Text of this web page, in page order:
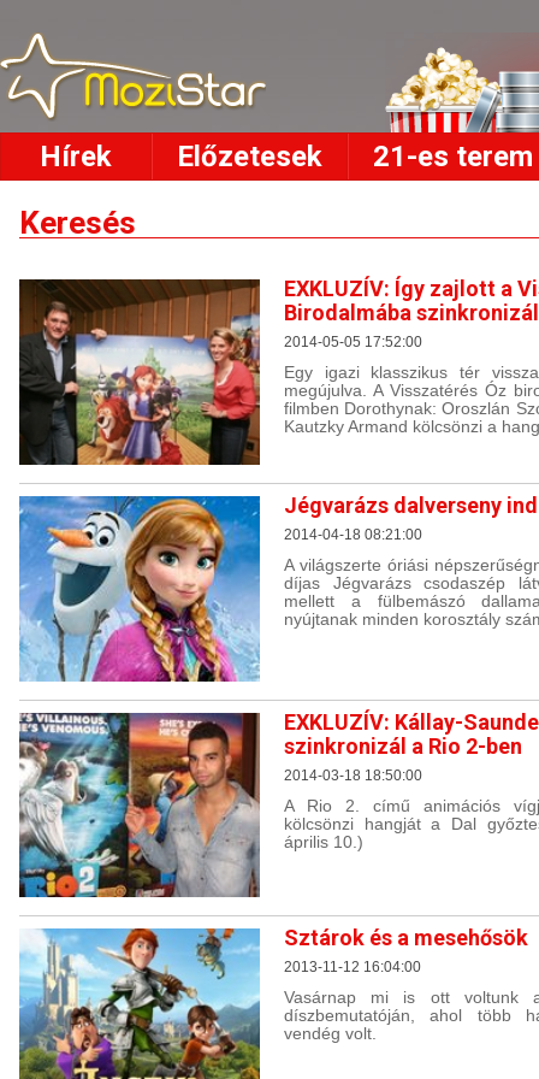
Hírek Előzetesek 21-es terem
Keresés
EXKLUZÍV: Így zajlott a
Birodalmába
2014-05-05 17:52:00
Egy igazi klasszikus tér
megújulva. A Visszatérés Óz
filmben Dorothynak: Oroszlán
Kautzky Armand kölcsönzi a
Jégvarázs dalverseny
2014-04-18 08:21:00
A világszerte óriási
díjas Jégvarázs csodaszép
mellett a fülbemászó
nyújtanak minden korosztály
EXKLUZÍV: Kállay-
szinkronizál a Rio 2-ben
2014-03-18 18:50:00
A Rio 2. című animációs
kölcsönzi hangját a Dal
április 10.)
Sztárok és a mesehősök
2013-11-12 16:04:00
Vasárnap mi is ott voltunk
díszbemutatóján, ahol több
vendég volt.